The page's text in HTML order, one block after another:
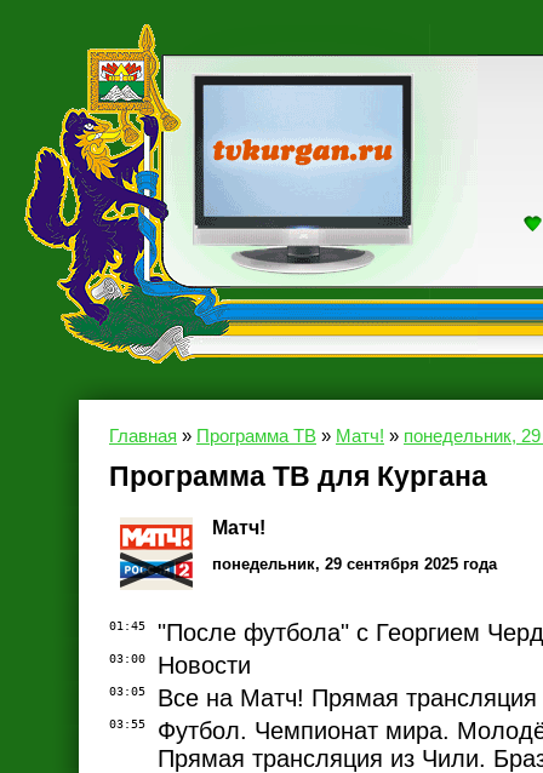
Главная » Программа ТВ » Матч! » понедельник,
Программа ТВ для Кургана
Матч!
понедельник, 29 сентября 2025 года
01:45 "После футбола" с Георгием
03:00 Новости
03:05 Все на Матч! Прямая трансляция
03:55
Футбол. Чемпионат мира.
Прямая трансляция из Чили.